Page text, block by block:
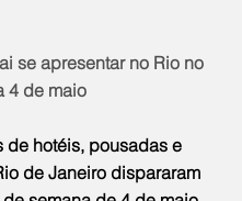
se apresentar no Rio no
4 de maio
de hotéis, pousadas e
de Janeiro dispararam